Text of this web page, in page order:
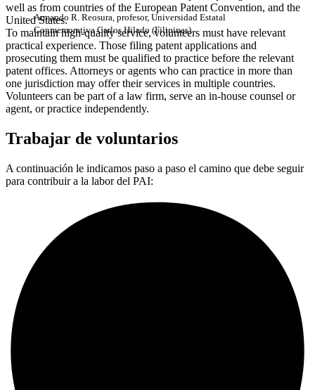
Armando R. Reosura, profesor, Universidad Estatal
Conmemorativa Carlos Hilado (Filipinas)
well as from countries of the European Patent Convention, and the
United States.
To maintain high-quality service, volunteers must have relevant
practical experience. Those filing patent applications and
prosecuting them must be qualified to practice before the relevant
patent offices. Attorneys or agents who can practice in more than
one jurisdiction may offer their services in multiple countries.
Volunteers can be part of a law firm, serve an in-house counsel or
agent, or practice independently.
Trabajar de voluntarios
A continuación le indicamos paso a paso el camino que debe seguir
para contribuir a la labor del PAI: